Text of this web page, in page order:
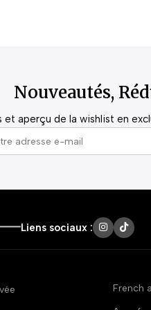
Nouveautés,
et aperçu de la wishlist en
Liens sociaux :
French